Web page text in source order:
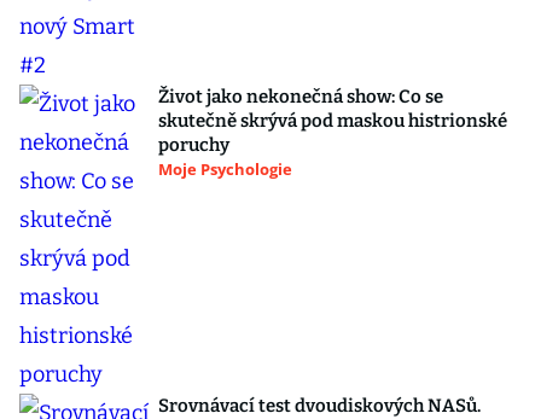
Život jako nekonečná show: Co se
skutečně skrývá pod maskou histrionské
poruchy
Moje Psychologie
Srovnávací test dvoudiskových NASů.